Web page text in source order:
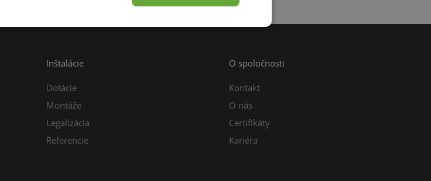
Inštalácie
Dotácie
Montáže
Legalizácia
Referencie
O spoločnosti
Kontakt
O nás
Certifikáty
Kariéra